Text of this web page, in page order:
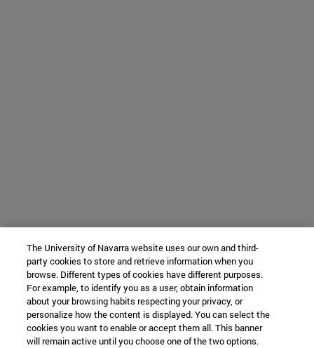
The University of Navarra website uses our own and third-
party cookies to store and retrieve information when you
browse. Different types of cookies have different purposes.
For example, to identify you as a user, obtain information
about your browsing habits respecting your privacy, or
personalize how the content is displayed. You can select the
cookies you want to enable or accept them all. This banner
will remain active until you choose one of the two options.